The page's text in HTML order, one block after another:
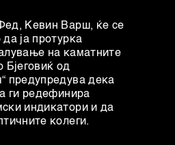
Кевин Варш, ќе се
ја протурка
на каматните
Бјеговиќ од
предупредува дека
ги редефинира
индикатори и да
колеги.